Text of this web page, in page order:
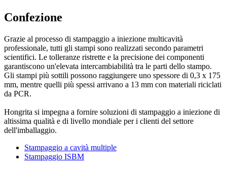
Confezione
Grazie al processo di stampaggio a iniezione multicavità
professionale, tutti gli stampi sono realizzati secondo parametri
scientifici. Le tolleranze ristrette e la precisione dei componenti
garantiscono un'elevata intercambiabilità tra le parti dello stampo.
Gli stampi più sottili possono raggiungere uno spessore di 0,3 x 175
mm, mentre quelli più spessi arrivano a 13 mm con materiali riciclati
da PCR.
Hongrita si impegna a fornire soluzioni di stampaggio a iniezione di
altissima qualità e di livello mondiale per i clienti del settore
dell'imballaggio.
Stampaggio a cavità multiple
Stampaggio ISBM